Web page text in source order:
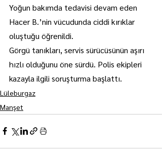
Yoğun bakımda tedavisi devam eden
Hacer B.’nin vücudunda ciddi kırıklar
oluştuğu öğrenildi.
Görgü tanıkları, servis sürücüsünün aşırı
hızlı olduğunu öne sürdü. Polis ekipleri
kazayla ilgili soruşturma başlattı.
Lüleburgaz
Manşet